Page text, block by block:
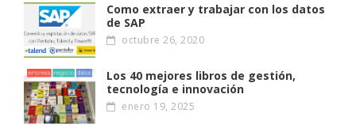
Como extraer y trabajar con los datos
de SAP
octubre 26, 2020
Los 40 mejores libros de gestión,
tecnología e innovación
enero 19, 2025